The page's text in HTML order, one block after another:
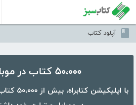
آپلود کتاب
۵۰،۰۰۰ کتاب در موبایل شما
با